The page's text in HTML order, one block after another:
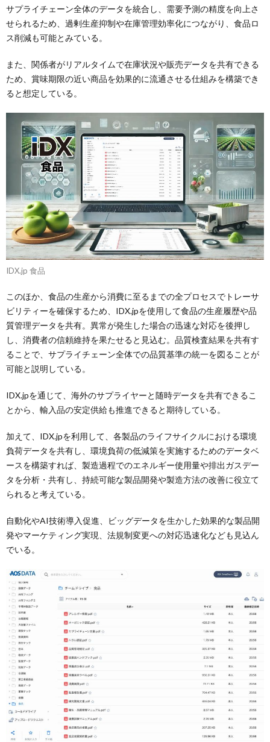
サプライチェーン全体のデータを統合し、需要予測の精度を向上さ
せられるため、過剰生産抑制や在庫管理効率化につながり、食品ロ
ス削減も可能とみている。
また、関係者がリアルタイムで在庫状況や販売データを共有できる
ため、賞味期限の近い商品を効果的に流通させる仕組みを構築でき
ると想定している。
IDX.jp 食品
このほか、食品の生産から消費に至るまでの全プロセスでトレーサ
ビリティーを確保するため、IDX.jpを使用して食品の生産履歴や品
質管理データを共有。異常が発生した場合の迅速な対応を後押し
し、消費者の信頼維持を果たせると見込む。品質検査結果を共有す
ることで、サプライチェーン全体での品質基準の統一を図ることが
可能と説明している。
IDX.jpを通じて、海外のサプライヤーと随時データを共有できるこ
とから、輸入品の安定供給も推進できると期待している。
加えて、IDX.jpを利用して、各製品のライフサイクルにおける環境
負荷データを共有し、環境負荷の低減策を実施するためのデータベ
ースを構築すれば、製造過程でのエネルギー使用量や排出ガスデー
タを分析・共有し、持続可能な製品開発や製造方法の改善に役立て
られると考えている。
自動化やAI技術導入促進、ビッグデータを生かした効果的な製品開
発やマーケティング実現、法規制変更への対応迅速化なども見込ん
でいる。